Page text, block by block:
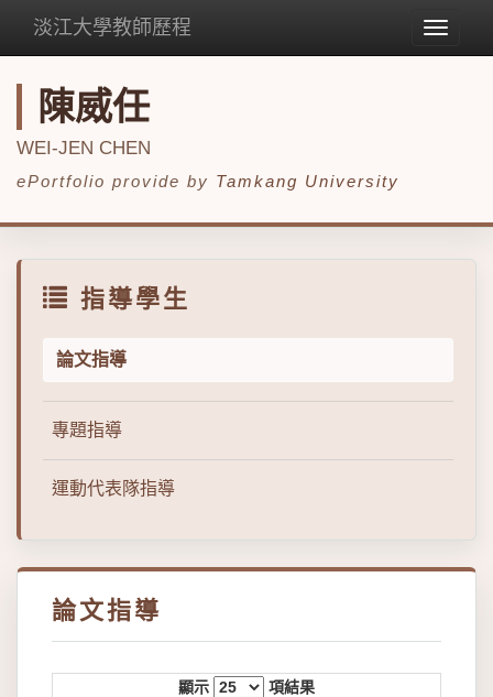
Toggle
淡江大學教師歷程
陳威任
WEI-JEN CHEN
ePortfolio provide by Tamkang University
指導學生
論文指導
專題指導
運動代表隊指導
論文指導
顯示 項結果